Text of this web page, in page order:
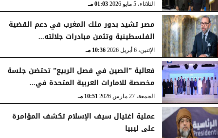
الثلاثاء، 5 مايو 2026 01:03 مـ
مصر تشيد بدور ملك المغرب في دعم القضية
الفلسطينية وتثمن مبادرات جلالته...
الإثنين، 6 أبريل 2026 10:36 مـ
فعالية ”الصين في فصل الربيع” تحتضن جلسة
مخصصة للامارات العربية المتحدة في...
الجمعة، 27 مارس 2026 10:51 مـ
عملية اغتيال سيف الإسلام تكشف المؤامرة
على ليبيا